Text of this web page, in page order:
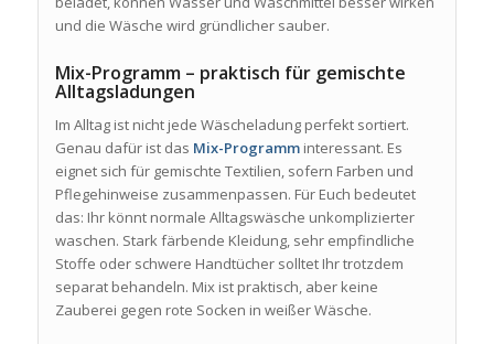
und die Wäsche wird gründlicher sauber.
Mix-Programm – praktisch für gemischte
Alltagsladungen
Im Alltag ist nicht jede Wäscheladung perfekt sortiert.
Genau dafür ist das Mix-Programminteressant. Es
eignet sich für gemischte Textilien, sofern Farben und
Pflegehinweise zusammenpassen. Für Euch bedeutet
das: Ihr könnt normale Alltagswäsche unkomplizierter
waschen. Stark färbende Kleidung, sehr empfindliche
Stoffe oder schwere Handtücher solltet Ihr trotzdem
separat behandeln. Mix ist praktisch, aber keine
Zauberei gegen rote Socken in weißer Wäsche.